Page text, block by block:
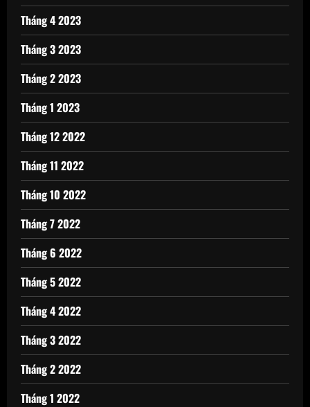
Tháng 4 2023
Tháng 3 2023
Tháng 2 2023
Tháng 1 2023
Tháng 12 2022
Tháng 11 2022
Tháng 10 2022
Tháng 7 2022
Tháng 6 2022
Tháng 5 2022
Tháng 4 2022
Tháng 3 2022
Tháng 2 2022
Tháng 1 2022